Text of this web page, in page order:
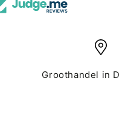
Groothandel in